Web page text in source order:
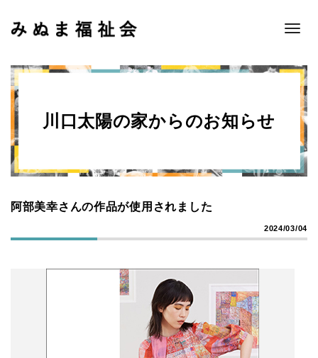
Toggle
川口太陽の家からのお知らせ
阿部美幸さんの作品が使用されました
2024/03/04